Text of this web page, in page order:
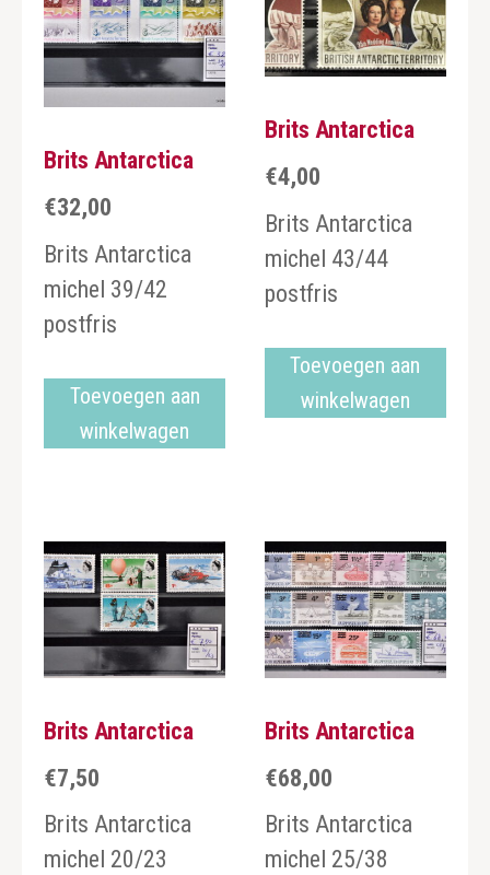
Brits Antarctica
€32,00
Brits Antarctica
michel 39/42
postfris
Toevoegen aan
winkelwagen
Brits Antarctica
€4,00
Brits Antarctica
michel 43/44
postfris
Toevoegen aan
winkelwagen
Brits Antarctica
€7,50
Brits Antarctica
michel 20/23
Brits Antarctica
€68,00
Brits Antarctica
michel 25/38